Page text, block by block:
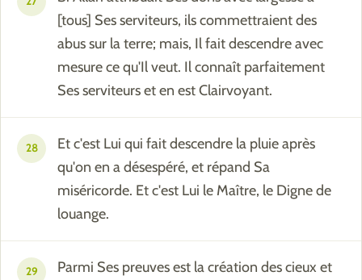
[tous] Ses serviteurs, ils commettraient des
abus sur la terre; mais, Il fait descendre avec
mesure ce qu'Il veut. Il connaît parfaitement
Ses serviteurs et en est Clairvoyant.
28
Et c'est Lui qui fait descendre la pluie après
qu'on en a désespéré, et répand Sa
miséricorde. Et c'est Lui le Maître, le Digne de
louange.
29
Parmi Ses preuves est la création des cieux et